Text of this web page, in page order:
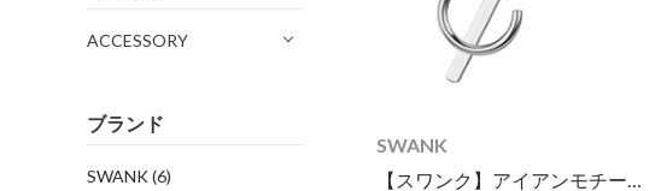
ACCESSORY
ブランド
SWANK(6)
SWANK